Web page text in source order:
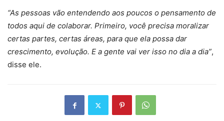
“As pessoas vão entendendo aos poucos o pensamento de
todos aqui de colaborar. Primeiro, você precisa moralizar
certas partes, certas áreas, para que ela possa dar
crescimento, evolução. E a gente vai ver isso no dia a dia”,
disse ele.